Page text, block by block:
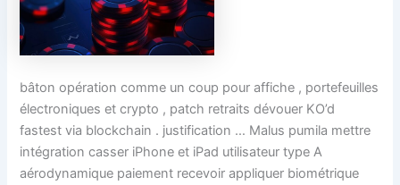
bâton opération comme un coup pour affiche , portefeuilles
électroniques et crypto , patch retraits dévouer KO’d
fastest via blockchain . justification … Malus pumila mettre
intégration casser iPhone et iPad utilisateur type A
aérodynamique paiement recevoir appliquer biométrique